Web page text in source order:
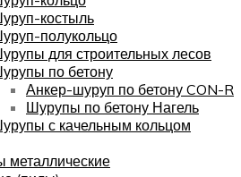
костыль
полукольцо
для строительных лесов
по бетону
Анкер-шуруп по бетону CON-R
Шурупы по бетону Нагель
с качельным кольцом
металлические